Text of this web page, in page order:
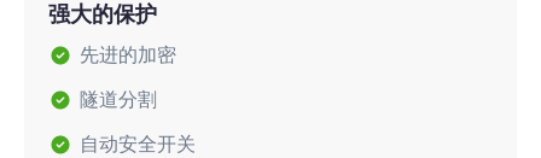
强大的保护
先进的加密
隧道分割
自动安全开关